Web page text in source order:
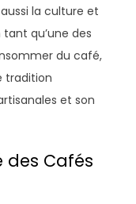
la culture et
tant qu’une des
du café,
tradition
et son
des Cafés